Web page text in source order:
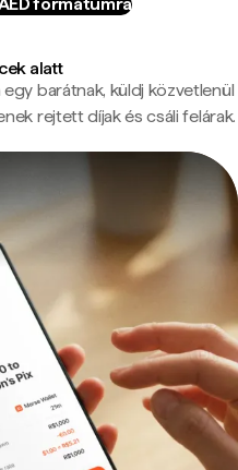
alatt
barátnak, küldj közvetlenül
rejtett díjak és csáli felárak.